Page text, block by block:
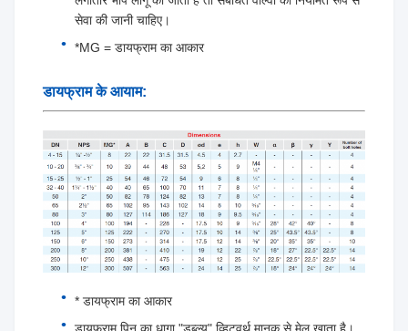
सेवा की जानी चाहिए।
*MG = डायफ्राम का आकार
डायफ्राम के आयाम:
* डायफ्राम का आकार
डायफ्राम पिन का धागा "डब्ल्यू" व्हिटवर्थ मानक से मेल खाता है।